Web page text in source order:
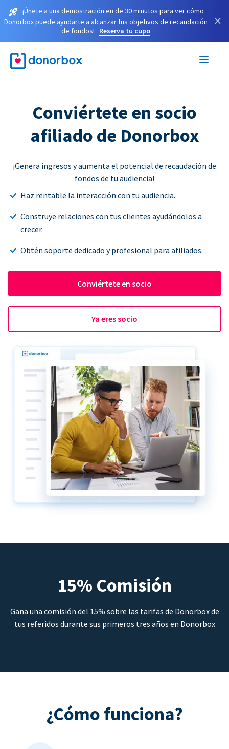
¡Únete a una demostración en de 30 minutos para ver cómo
Donorbox puede ayudarte a alcanzar tus objetivos de recaudación
de fondos!
Reserva tu cupo
×
Conviértete en socio
afiliado de Donorbox
¡Genera ingresos y aumenta el potencial de recaudación de
fondos de tu audiencia!
Haz rentable la interacción con tu audiencia.
Construye relaciones con tus clientes ayudándolos a
crecer.
Obtén soporte dedicado y profesional para afiliados.
Conviértete en socio
Ya eres socio
15% Comisión
Gana una comisión del 15% sobre las tarifas de Donorbox de
tus referidos durante sus primeros tres años en Donorbox
¿Cómo funciona?